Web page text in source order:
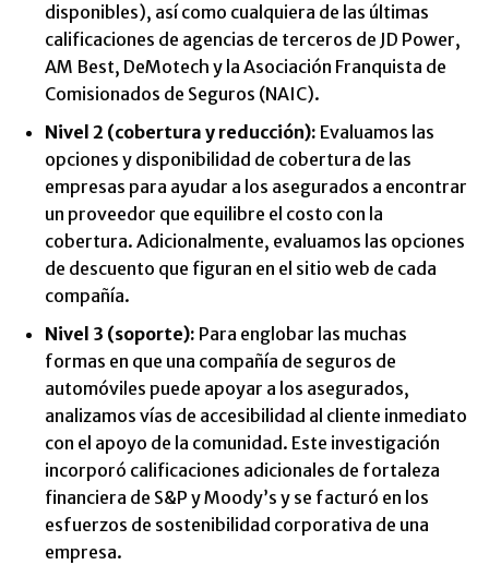
disponibles), así como cualquiera de las últimas
calificaciones de agencias de terceros de JD Power,
AM Best, DeMotech y la Asociación Franquista de
Comisionados de Seguros (NAIC).
Nivel 2 (cobertura y reducción): Evaluamos las
opciones y disponibilidad de cobertura de las
empresas para ayudar a los asegurados a encontrar
un proveedor que equilibre el costo con la
cobertura. Adicionalmente, evaluamos las opciones
de descuento que figuran en el sitio web de cada
compañía.
Nivel 3 (soporte): Para englobar las muchas
formas en que una compañía de seguros de
automóviles puede apoyar a los asegurados,
analizamos vías de accesibilidad al cliente inmediato
con el apoyo de la comunidad. Este investigación
incorporó calificaciones adicionales de fortaleza
financiera de S&P y Moody’s y se facturó en los
esfuerzos de sostenibilidad corporativa de una
empresa.